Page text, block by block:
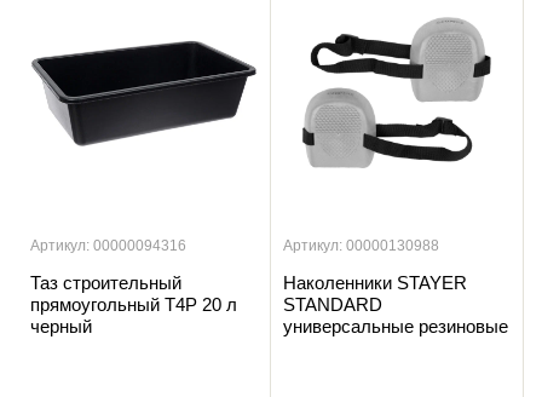
Артикул: 00000094316
Таз строительный
прямоугольный T4P 20 л
черный
Артикул: 00000130988
Наколенники STAYER
STANDARD
универсальные резиновые